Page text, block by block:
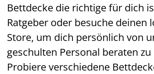
Bettdecke die richtige für dich
Ratgeber oder besuche deinen
Store, um dich persönlich von
geschulten Personal beraten zu
Probiere verschiedene